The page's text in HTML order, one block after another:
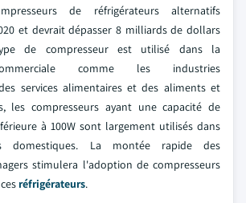
de réfrigérateurs alternatifs
et devrait dépasser 8 milliards de dollars
de compresseur est utilisé dans la
comme les industries
services alimentaires et des aliments et
les compresseurs ayant une capacité de
à 100W sont largement utilisés dans
domestiques. La montée rapide des
stimulera l'adoption de compresseurs
réfrigérateurs.